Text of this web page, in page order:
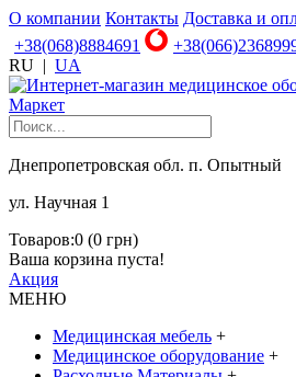
О компании Контакты Доставка и
+38(068)8884691
RU | UA
Днепропетровская обл. п. Опытный
ул. Научная 1
Товаров:0 (0 грн)
Ваша корзина пуста!
Акция
МЕНЮ
Медицинская мебель +
Медицинское оборудование +